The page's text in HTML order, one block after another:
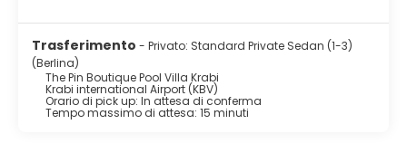
Trasferimento - Privato: Standard Private Sedan (1-3)
(Berlina)
The Pin Boutique Pool Villa Krabi
Krabi international Airport (KBV)
Orario di pick up: In attesa di conferma
Tempo massimo di attesa: 15 minuti